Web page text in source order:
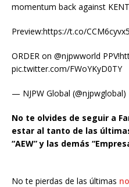
momentum back against
Preview:https://t.co/
ORDER on @njpwworld
pic.twitter.com/FWoYKyD0TY
— NJPW Global
No te olvides de seguir a
estar al tanto de las
“AEW” y las demás
No te pierdas de las últimas